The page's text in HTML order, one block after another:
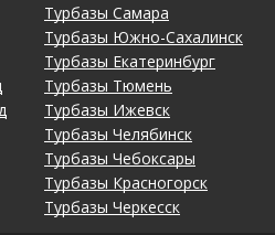
Турбазы Самара
Турбазы Южно-Сахалинск
Турбазы Екатеринбург
Турбазы Тюмень
Турбазы Ижевск
Турбазы Челябинск
Турбазы Чебоксары
Турбазы Красногорск
Турбазы Черкесск